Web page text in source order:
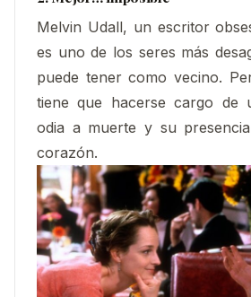
Melvin Udall, un escritor
es uno de los seres más
puede tener como vecino.
tiene que hacerse cargo de
odia a muerte y su
corazón.